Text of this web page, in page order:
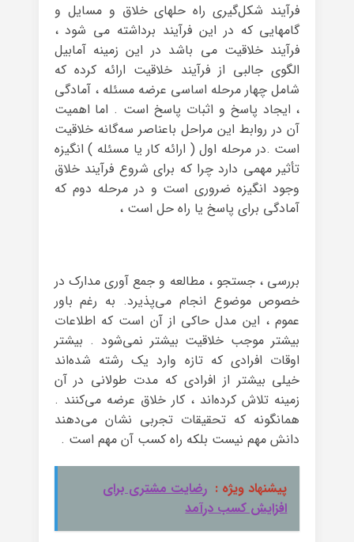
فرآیند شکل‌گیری راه حلهای خلاق و مسایل و
گامهایی که در این فرآیند برداشته می شود ،
فرآیند خلاقیت می باشد در این زمینه آمابیل
الگوی جالبی از فرآیند خلاقیت ارائه کرده که
شامل چهار مرحله اساسی عرضه‌ مسئله ، آمادگی
، ایجاد پاسخ و اثبات پاسخ است . اما اهمیت
آن در روابط این مراحل باعناصر سه‌گانه خلاقیت
است .در مرحله اول ( ارائه کار یا مسئله ) انگیزه
تأثیر مهمی دارد چرا که برای شروع فرآیند خلاق
وجود انگیزه ضروری است و در مرحله دوم که
آمادگی برای پاسخ یا راه حل است ،
بررسی ، جستجو ، مطالعه و جمع آوری مدارک در
خصوص موضوع انجام می‌پذیرد. به رغم باور
عموم ، این مدل حاکی از آن است که اطلاعات
بیشتر موجب خلاقیت بیشتر نمی‌شود . بیشتر
اوقات افرادی که تازه وارد یک رشته شده‌اند
خیلی بیشتر از افرادی که مدت طولانی در آن
زمینه تلاش کرده‌اند ، کار خلاق عرضه می‌کنند .
همانگونه که تحقیقات تجربی نشان می‌دهند
دانش مهم نیست بلکه راه کسب آن مهم است .
پیشنهاد ویژه : رضایت مشتری برای
افزایش کسب درآمد